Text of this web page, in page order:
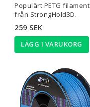
Populärt PETG filament
från StrongHold3D.
259 SEK
LÄGG I VARUKORG